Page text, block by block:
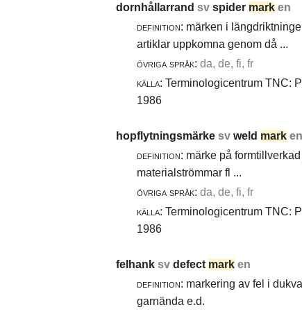
dornhållarrand sv spider mark en
definition: märken i
artiklar uppkomna genom då ...
övriga språk: da, de, fi, fr
källa: Terminologicentrum TNC:
1986
hopflytningsmärke sv weld mark en
definition: märke på
materialströmmar fl ...
övriga språk: da, de, fi, fr
källa: Terminologicentrum TNC:
1986
felhank sv defect mark en
definition: markering av fel i
garnända e.d.